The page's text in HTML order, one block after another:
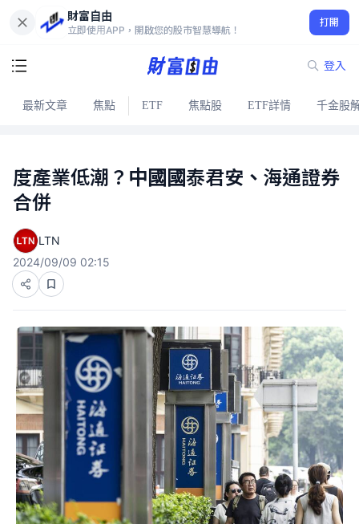
財富自由
立即使用APP，開啟您的股市智慧導航！
打開
登入
最新文章 焦點 ETF 焦點股 ETF詳情 千金股
度產業低潮？中國國泰君安、海通證券
合併
LTN
2024/09/09 02:15